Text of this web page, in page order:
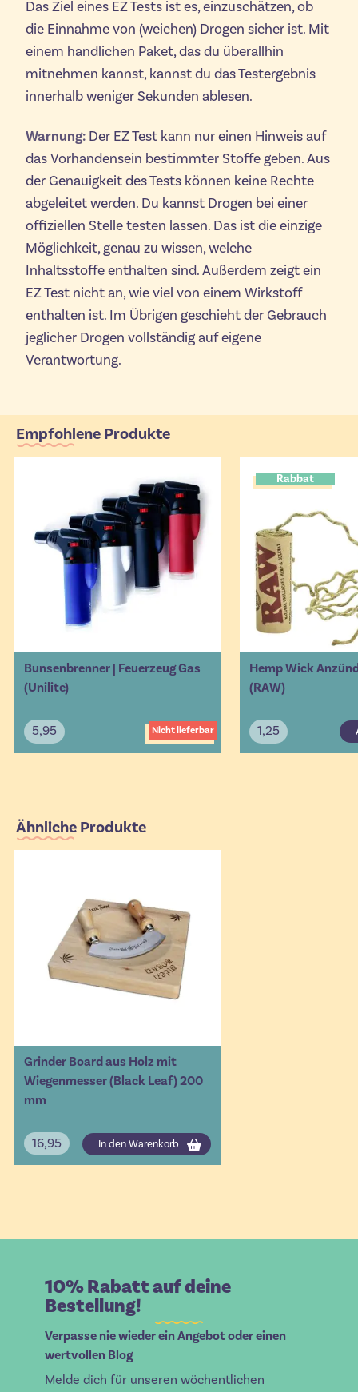
Das Ziel eines EZ Tests ist es, einzuschätzen, ob
die Einnahme von (weichen) Drogen sicher ist. Mit
einem handlichen Paket, das du überallhin
mitnehmen kannst, kannst du das Testergebnis
innerhalb weniger Sekunden ablesen.
Warnung: Der EZ Test kann nur einen Hinweis auf
das Vorhandensein bestimmter Stoffe geben. Aus
der Genauigkeit des Tests können keine Rechte
abgeleitet werden. Du kannst Drogen bei einer
offiziellen Stelle testen lassen. Das ist die einzige
Möglichkeit, genau zu wissen, welche
Inhaltsstoffe enthalten sind. Außerdem zeigt ein
EZ Test nicht an, wie viel von einem Wirkstoff
enthalten ist. Im Übrigen geschieht der Gebrauch
jeglicher Drogen vollständig auf eigene
Verantwortung.
Empfohlene Produkte
Nicht lieferbar
Bunsenbrenner | Feuerzeug Gas
(Unilite)
5,95
Rabbat
Hemp Wick
(RAW)
1,25
Ähnliche Produkte
Grinder Board aus Holz mit
Wiegenmesser (Black Leaf) 200
mm
16,95 In den Warenkorb
10% Rabatt auf deine
Bestellung!
Verpasse nie wieder ein Angebot oder einen
wertvollen Blog
Melde dich für unseren wöchentlichen